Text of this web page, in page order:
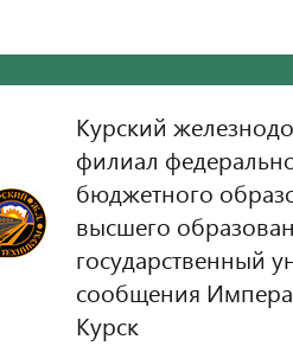
Курский
филиал
бюджетного
высшего
государственный
сообщения
Курск